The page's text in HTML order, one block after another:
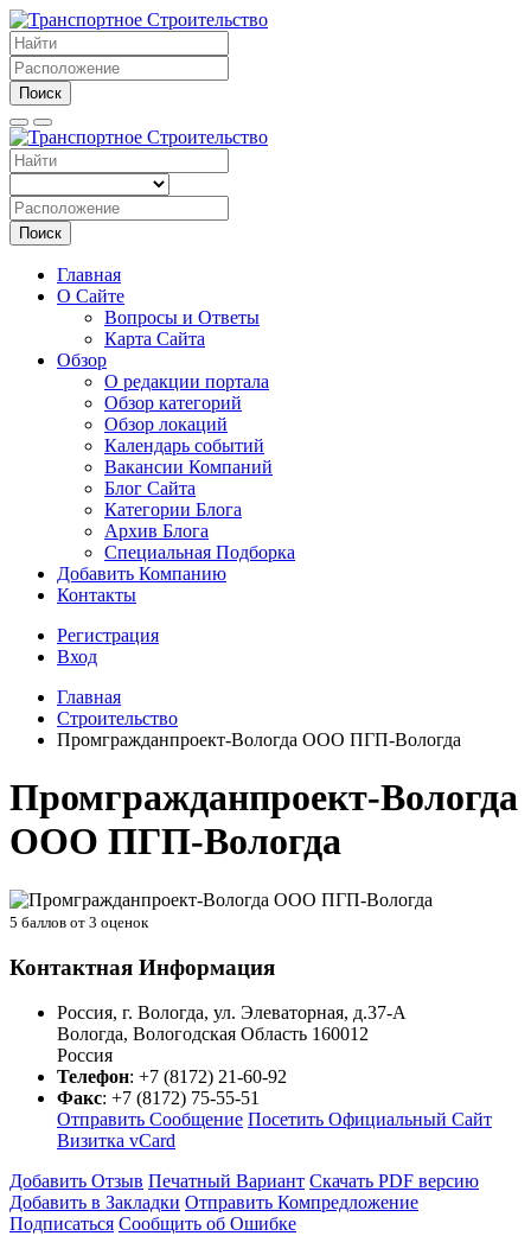
Поиск
Поиск
Главная
О Сайте
Вопросы и Ответы
Карта Сайта
Обзор
О редакции портала
Обзор категорий
Обзор локаций
Календарь событий
Вакансии Компаний
Блог Сайта
Категории Блога
Архив Блога
Специальная Подборка
Добавить Компанию
Контакты
Регистрация
Вход
Главная
Строительство
Промгражданпроект-Вологда ООО ПГП-Вологда
Промгражданпроект-Вологда
ООО ПГП-Вологда
5 баллов от 3 оценок
Контактная Информация
Россия, г. Вологда, ул. Элеваторная, д.37-А
Вологда, Вологодская Область 160012
Россия
Телефон: +7 (8172) 21-60-92
Факс: +7 (8172) 75-55-51
Отправить Сообщение Посетить Официальный Сайт
Визитка vCard
Добавить Отзыв Печатный Вариант Скачать PDF версию
Добавить в Закладки Отправить Компредложение
Подписаться Сообщить об Ошибке